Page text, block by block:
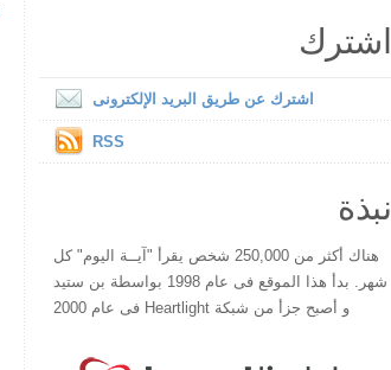
اشترك
اشترك عن طريق البريد الإلكترونى
RSS
نبذة
هناك أكثر من 250,000 شخص يقرأ "آيــة اليوم" كل
شهر. بدأ هذا الموقع فى عام 1998 بواسطة بن ستيد
و أصبح جزأ من شبكة Heartlight فى عام 2000